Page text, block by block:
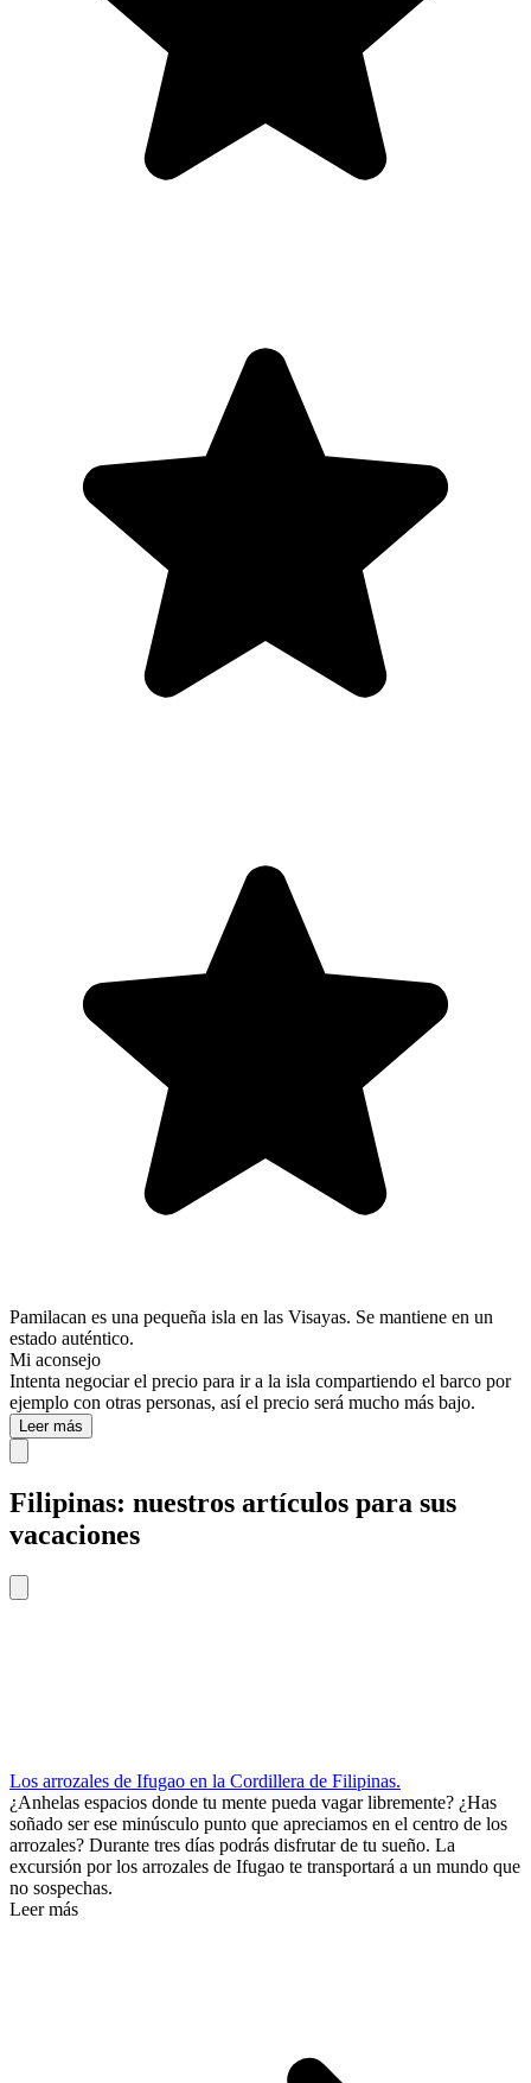
Pamilacan es una pequeña isla en las Visayas. Se mantiene en un
estado auténtico.
Mi aconsejo
Intenta negociar el precio para ir a la isla compartiendo el barco por
ejemplo con otras personas, así el precio será mucho más bajo.
Leer más
Filipinas: nuestros artículos para sus
vacaciones
Los arrozales de Ifugao en la Cordillera de Filipinas.
¿Anhelas espacios donde tu mente pueda vagar libremente? ¿Has
soñado ser ese minúsculo punto que apreciamos en el centro de los
arrozales? Durante tres días podrás disfrutar de tu sueño. La
excursión por los arrozales de Ifugao te transportará a un mundo que
no sospechas.
Leer más